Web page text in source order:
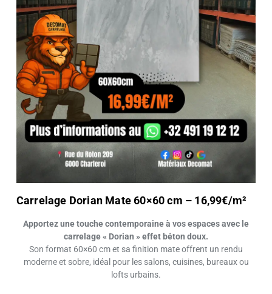
Carrelage Dorian Mate 60×60 cm – 16,99€/m²
Apportez une touche contemporaine à vos espaces avec le
carrelage « Dorian » effet béton doux.
Son format 60×60 cm et sa finition mate offrent un rendu
moderne et sobre, idéal pour les salons, cuisines, bureaux ou
lofts urbains.